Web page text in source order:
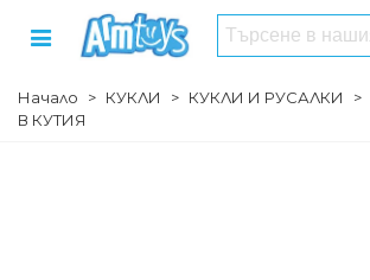
Начало > КУКЛИ > КУКЛИ И РУСАЛКИ >
В КУТИЯ